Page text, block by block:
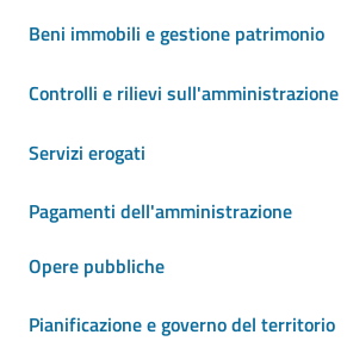
Beni immobili e gestione patrimonio
Controlli e rilievi sull'amministrazione
Servizi erogati
Pagamenti dell'amministrazione
Opere pubbliche
Pianificazione e governo del territorio